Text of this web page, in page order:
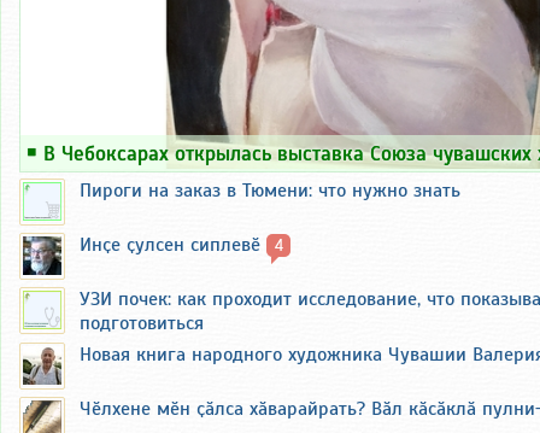
￭ В Чебоксарах открылась выставка Союза
Пироги на заказ в Тюмени: что нужно знать
Инҫе ҫулсен сиплевӗ 4
УЗИ почек: как проходит исследование, что
подготовиться
Новая книга народного художника Чувашии
Чӗлхене мӗн ҫӑлса хӑварайрать? Вӑл кӑсӑклӑ